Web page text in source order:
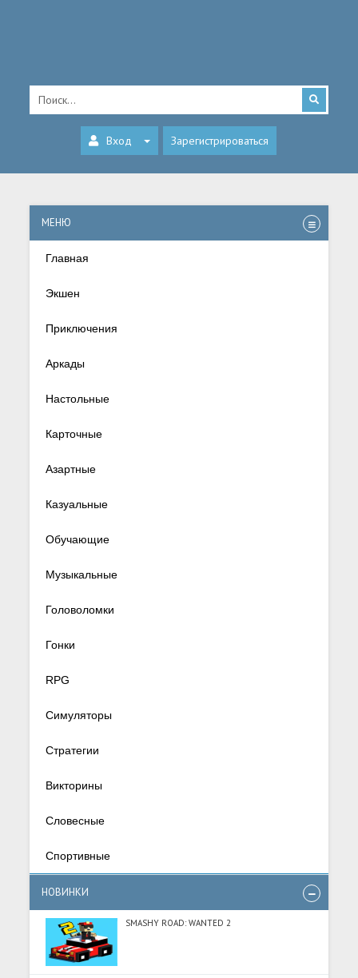
Вход Зарегистрироваться
МЕНЮ
Главная
Экшен
Приключения
Аркады
Настольные
Карточные
Азартные
Казуальные
Обучающие
Музыкальные
Головоломки
Гонки
RPG
Симуляторы
Стратегии
Викторины
Словесные
Спортивные
НОВИНКИ
SMASHY ROAD: WANTED 2